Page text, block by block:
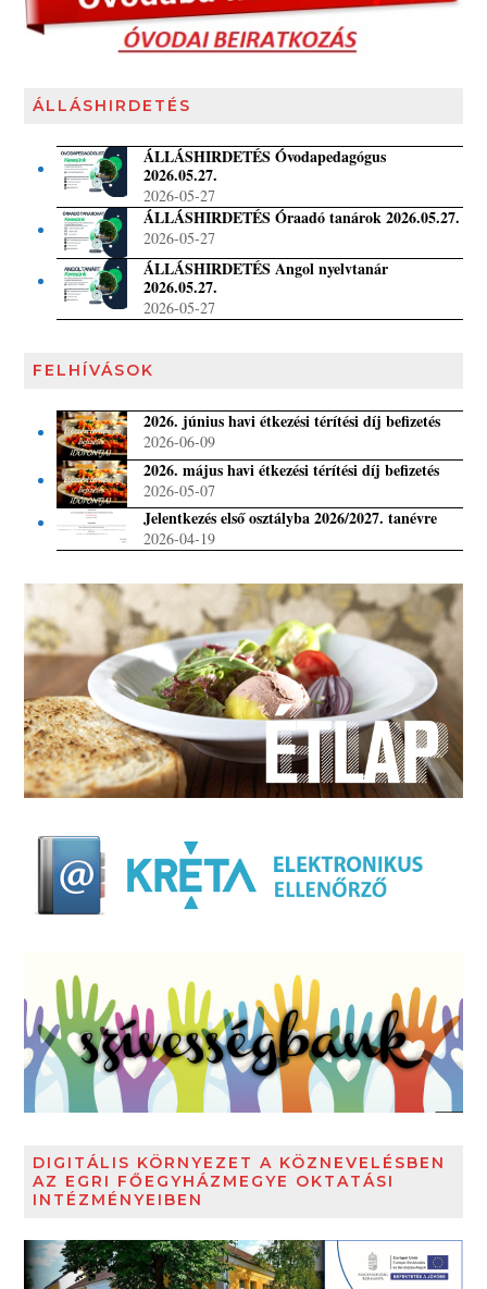
ÁLLÁSHIRDETÉS
ÁLLÁSHIRDETÉS Óvodapedagógus
2026.05.27.
2026-05-27
ÁLLÁSHIRDETÉS Óraadó tanárok 2026.05.27.
2026-05-27
ÁLLÁSHIRDETÉS Angol nyelvtanár
2026.05.27.
2026-05-27
FELHÍVÁSOK
2026. június havi étkezési térítési díj befizetés
2026-06-09
2026. május havi étkezési térítési díj befizetés
2026-05-07
Jelentkezés első osztályba 2026/2027. tanévre
2026-04-19
DIGITÁLIS KÖRNYEZET A KÖZNEVELÉSBEN
AZ EGRI FŐEGYHÁZMEGYE OKTATÁSI
INTÉZMÉNYEIBEN